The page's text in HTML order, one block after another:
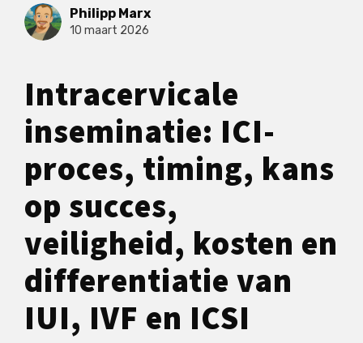
Philipp Marx
10 maart 2026
Intracervicale
inseminatie: ICI-
proces, timing, kans
op succes,
veiligheid, kosten en
differentiatie van
IUI, IVF en ICSI